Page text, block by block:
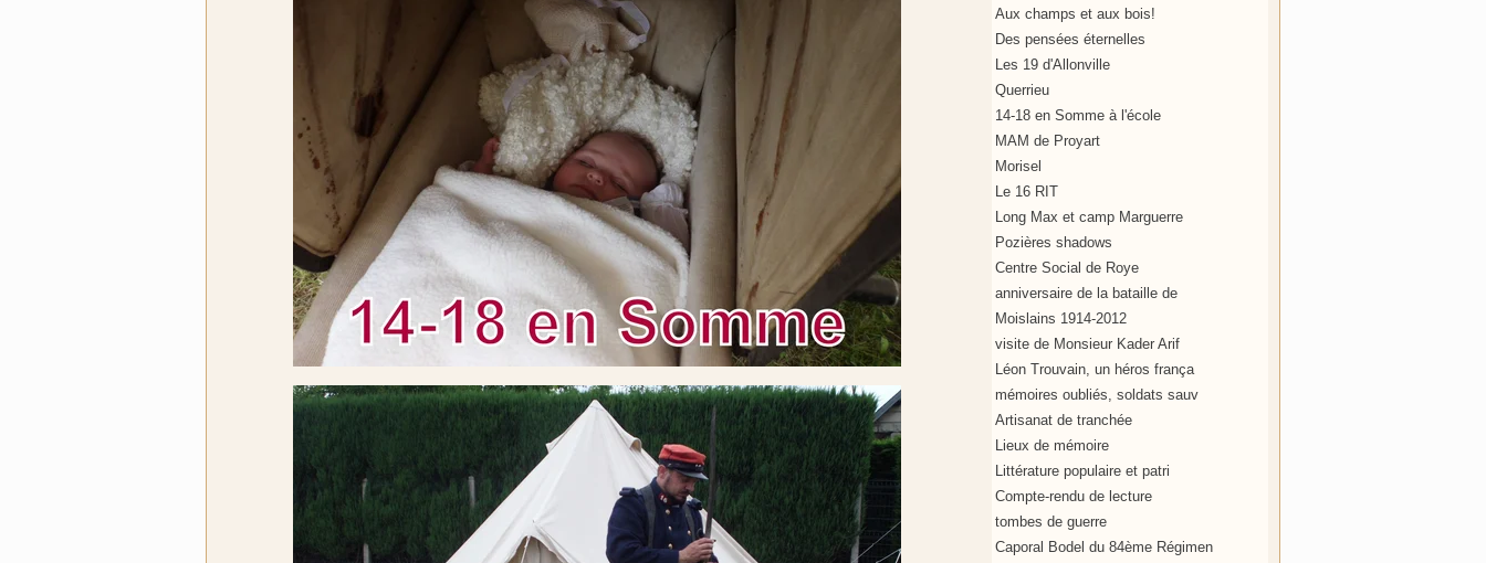
Aux champs et aux bois!
Des pensées éternelles
Les 19 d'Allonville
Querrieu
14-18 en Somme à l'école
MAM de Proyart
Morisel
Le 16 RIT
Long Max et camp Marguerre
Pozières shadows
Centre Social de Roye
anniversaire de la bataille de
Moislains 1914-2012
visite de Monsieur Kader Arif
Léon Trouvain, un héros frança
mémoires oubliés, soldats sauv
Artisanat de tranchée
Lieux de mémoire
Littérature populaire et patri
Compte-rendu de lecture
tombes de guerre
Caporal Bodel du 84ème Régimen